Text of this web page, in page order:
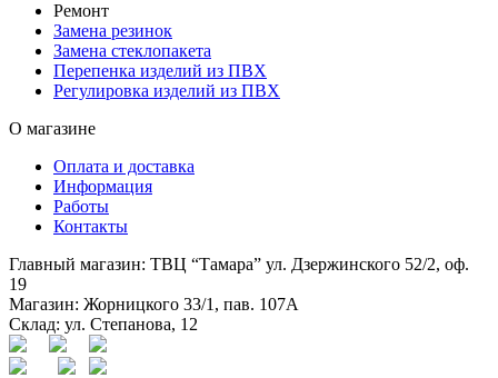
Ремонт
Замена резинок
Замена стеклопакета
Перепенка изделий из ПВХ
Регулировка изделий из ПВХ
О магазине
Оплата и доставка
Информация
Работы
Контакты
Главный магазин: ТВЦ “Тамара” ул. Дзержинского 52/2, оф.
19
Магазин: Жорницкого 33/1, пав. 107А
Склад: ул. Степанова, 12